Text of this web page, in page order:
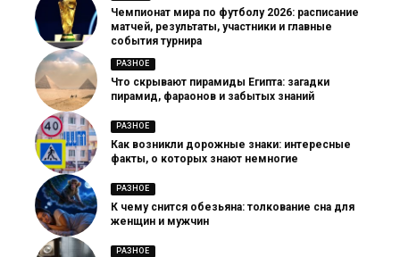
Чемпионат мира по футболу 2026: расписание
матчей, результаты, участники и главные
события турнира
РАЗНОЕ
Что скрывают пирамиды Египта: загадки
пирамид, фараонов и забытых знаний
РАЗНОЕ
Как возникли дорожные знаки: интересные
факты, о которых знают немногие
РАЗНОЕ
К чему снится обезьяна: толкование сна для
женщин и мужчин
РАЗНОЕ